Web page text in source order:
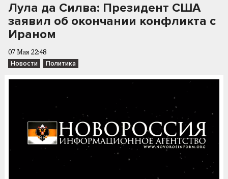
Лула да Силва: Президент США
заявил об окончании конфликта с
Ираном
07 Мая 22:48
Новости Политика